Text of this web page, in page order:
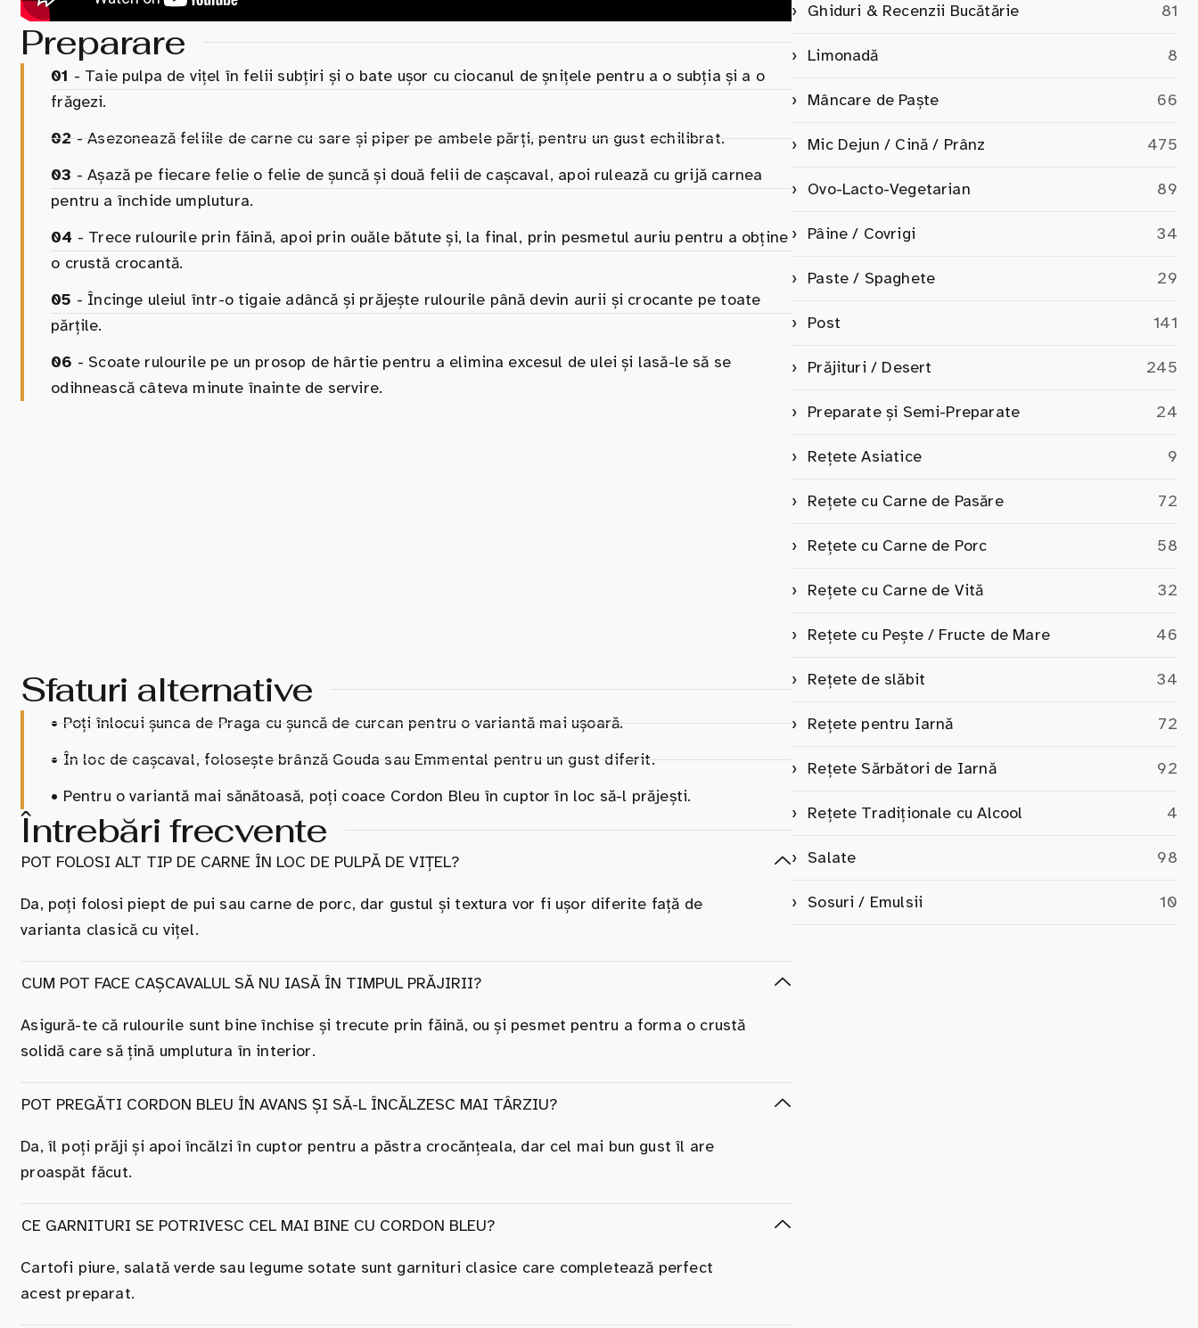
Preparare
01 - Taie pulpa de vițel în felii subțiri și o bate ușor cu ciocanul de șnițele pentru a o subția și a o
frăgezi.
02- Asezonează feliile de carne cu sare și piper pe ambele părți, pentru un gust echilibrat.
03 - Așază pe fiecare felie o felie de șuncă și două felii de cașcaval, apoi rulează cu grijă carnea
pentru a închide umplutura.
04 - Trece rulourile prin făină, apoi prin ouăle bătute și, la final, prin pesmetul auriu pentru a obține
o crustă crocantă.
05 - Încinge uleiul într-o tigaie adâncă și prăjește rulourile până devin aurii și crocante pe toate
părțile.
06 - Scoate rulourile pe un prosop de hârtie pentru a elimina excesul de ulei și lasă-le să se
odihnească câteva minute înainte de servire.
Sfaturi alternative
•Poți înlocui șunca de Praga cu șuncă de curcan pentru o variantă mai ușoară.
•În loc de cașcaval, folosește brânză Gouda sau Emmental pentru un gust diferit.
• Pentru o variantă mai sănătoasă, poți coace Cordon Bleu în cuptor în loc să-l prăjești.
Întrebări frecvente
POT FOLOSI ALT TIP DE CARNE ÎN LOC DE PULPĂ DE VIȚEL?
Da, poți folosi piept de pui sau carne de porc, dar gustul și textura vor fi ușor diferite față de
varianta clasică cu vițel.
CUM POT FACE CAȘCAVALUL SĂ NU IASĂ ÎN TIMPUL PRĂJIRII?
Asigură-te că rulourile sunt bine închise și trecute prin făină, ou și pesmet pentru a forma o crustă
solidă care să țină umplutura în interior.
POT PREGĂTI CORDON BLEU ÎN AVANS ȘI SĂ-L ÎNCĂLZESC MAI TÂRZIU?
Da, îl poți prăji și apoi încălzi în cuptor pentru a păstra crocănțeala, dar cel mai bun gust îl are
proaspăt făcut.
CE GARNITURI SE POTRIVESC CEL MAI BINE CU CORDON BLEU?
Cartofi piure, salată verde sau legume sotate sunt garnituri clasice care completează perfect
acest preparat.
Ghiduri & Recenzii Bucătărie 81
Limonadă 8
Mâncare de Paște 66
Mic Dejun / Cină / Prânz 475
Ovo-Lacto-Vegetarian 89
Pâine / Covrigi 34
Paste / Spaghete 29
Post 141
Prăjituri / Desert 245
Preparate și Semi-Preparate 24
Rețete Asiatice 9
Rețete cu Carne de Pasăre 72
Rețete cu Carne de Porc 58
Rețete cu Carne de Vită 32
Rețete cu Pește / Fructe de Mare 46
Rețete de slăbit 34
Rețete pentru Iarnă 72
Rețete Sărbători de Iarnă 92
Rețete Tradiționale cu Alcool 4
Salate 98
Sosuri / Emulsii 10